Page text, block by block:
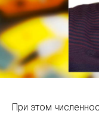
При этом